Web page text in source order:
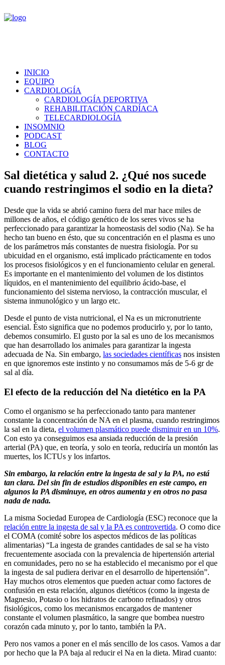
INICIO
EQUIPO
CARDIOLOGÍA
CARDIOLOGÍA DEPORTIVA
REHABILITACIÓN CARDÍACA
TELECARDIOLOGÍA
INSOMNIO
PODCAST
BLOG
CONTACTO
Sal dietética y salud 2. ¿Qué nos sucede
cuando restringimos el sodio en la dieta?
Desde que la vida se abrió camino fuera del mar hace miles de
millones de años, el código genético de los seres vivos se ha
perfeccionado para garantizar la homeostasis del sodio (Na). Se ha
hecho tan bueno en ésto, que su concentración en el plasma es uno
de los parámetros más constantes de nuestra fisiología. Por su
ubicuidad en el organismo, está implicado prácticamente en todos
los procesos fisiológicos y en el funcionamiento celular en general.
Es importante en el mantenimiento del volumen de los distintos
líquidos, en el mantenimiento del equilibrio ácido-base, el
funcionamiento del sistema nervioso, la contracción muscular, el
sistema inmunológico y un largo etc.
Desde el punto de vista nutricional, el Na es un micronutriente
esencial. Ésto significa que no podemos producirlo y, por lo tanto,
debemos consumirlo. El gusto por la sal es uno de los mecanismos
que han desarrollado los animales para garantizar la ingesta
adecuada de Na. Sin embargo, las sociedades científicas nos insisten
en que ignoremos este instinto y no consumamos más de 5-6 gr de
sal al día.
El efecto de la reducción del Na dietético en la PA
Como el organismo se ha perfeccionado tanto para mantener
constante la concentración de NA en el plasma, cuando restringimos
la sal en la dieta, el volumen plasmático puede disminuir en un 10%.
Con esto ya conseguimos esa ansiada reducción de la presión
arterial (PA) que, en teoría, y solo en teoría, reduciría un montón las
muertes, los ICTUs y los infartos.
Sin embargo, la relación entre la ingesta de sal y la PA, no está
tan clara. Del sin fin de estudios disponibles en este campo, en
algunos la PA disminuye, en otros aumenta y en otros no pasa
nada de nada.
La misma Sociedad Europea de Cardiología (ESC) reconoce que la
relación entre la ingesta de sal y la PA es controvertida. O como dice
el COMA (comité sobre los aspectos médicos de las políticas
alimentarias) “La ingesta de grandes cantidades de sal se ha visto
frecuentemente asociada con la prevalencia de hipertensión arterial
en comunidades, pero no se ha establecido el mecanismo por el que
la ingesta de sal pudiera derivar en el desarrollo de hipertensión”.
Hay muchos otros elementos que pueden actuar como factores de
confusión en esta relación, algunos dietéticos (como la ingesta de
Magnesio, Potasio o los hidratos de carbono refinados) y otros
fisiológicos, como los mecanismos encargados de mantener
constante el volumen plasmático, la sangre que bombea nuestro
corazón cada minuto y, por lo tanto, también la PA.
Pero nos vamos a poner en el más sencillo de los casos. Vamos a dar
por hecho que la PA baja al reducir el Na en la dieta. Mirad cuanto: